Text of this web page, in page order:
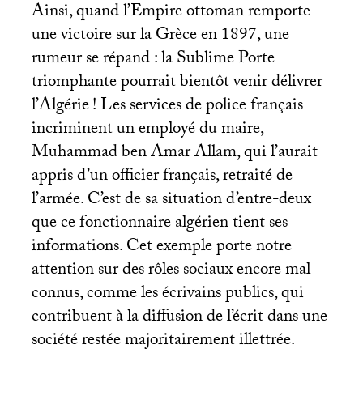
Ainsi, quand l’Empire ottoman remporte
une victoire sur la Grèce en 1897, une
rumeur se répand : la Sublime Porte
triomphante pourrait bientôt venir délivrer
l’Algérie! Les services de police français
incriminent un employé du maire,
Muhammad ben Amar Allam, qui l’aurait
appris d’un officier français, retraité de
l’armée. C’est de sa situation d’entre-deux
que ce fonctionnaire algérien tient ses
informations. Cet exemple porte notre
attention sur des rôles sociaux encore mal
connus, comme les écrivains publics, qui
contribuent à la diffusion de l’écrit dans une
société restée majoritairement illettrée.